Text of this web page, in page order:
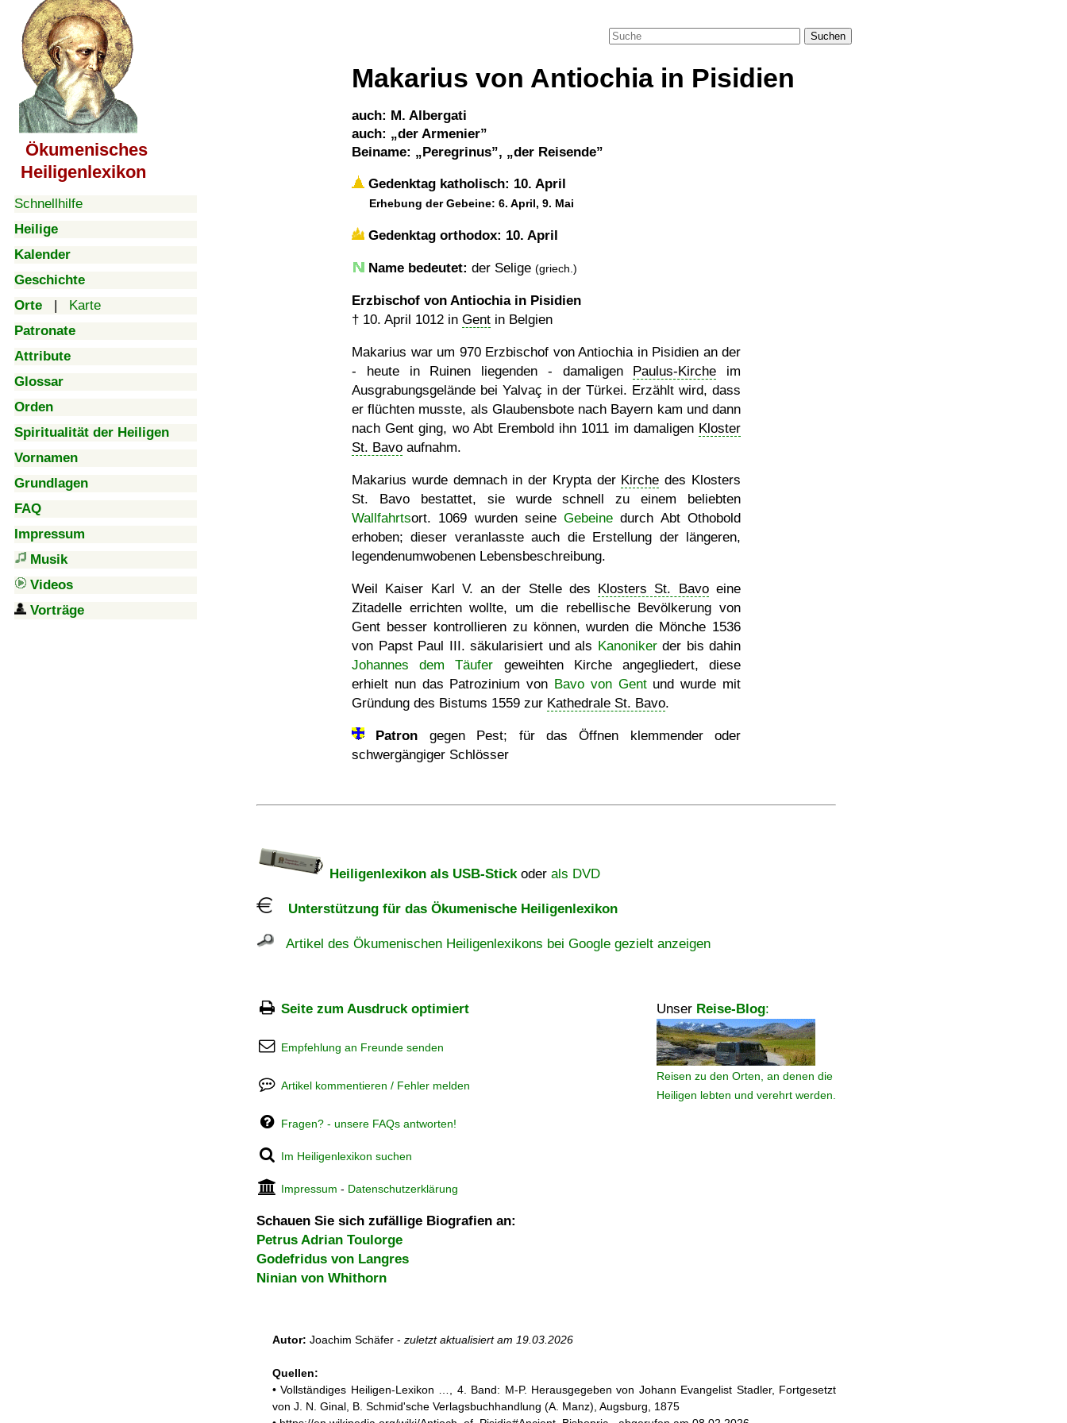
Ökumenisches
Heiligenlexikon
Schnellhilfe
Heilige
Kalender
Geschichte
Orte | Karte
Patronate
Attribute
Glossar
Orden
Spiritualität der Heiligen
Vornamen
Grundlagen
FAQ
Impressum
Musik
Videos
Vorträge
Suchen
Makarius von Antiochia in Pisidien
auch: M. Albergati
auch:
der Armenier
Beiname:
Peregrinus , der Reisende
Gedenktag katholisch: 10. April
Erhebung der Gebeine: 6. April, 9. Mai
Gedenktag orthodox: 10. April
Name bedeutet: der Selige (griech.)
Erzbischof von Antiochia in Pisidien
† 10. April 1012 in Gent in Belgien
Makarius war um 970 Erzbischof von Antiochia in Pisidien an der
- heute in Ruinen liegenden - damaligen Paulus-Kirche im
Ausgrabungsgelände bei Yalvaç in der Türkei. Erzählt wird, dass
er flüchten musste, als Glaubensbote nach Bayern kam und dann
nach Gent ging, wo Abt Erembold ihn 1011 im damaligen Kloster
St. Bavo aufnahm.
Makarius wurde demnach in der Krypta der Kirche des Klosters
St. Bavo bestattet, sie wurde schnell zu einem beliebten
Wallfahrtsort. 1069 wurden seineGebeine durch Abt Othobold
erhoben; dieser veranlasste auch die Erstellung der längeren,
legendenumwobenen Lebensbeschreibung.
Weil Kaiser Karl V. an der Stelle des Klosters St. Bavoeine
Zitadelle errichten wollte, um die rebellische Bevölkerung von
Gent besser kontrollieren zu können, wurden die Mönche 1536
von Papst Paul III. säkularisiert und als Kanonikerder bis dahin
Johannes dem Täufer geweihten Kirche angegliedert, diese
erhielt nun das Patrozinium von Bavo von Gentund wurde mit
Gründung des Bistums 1559 zur Kathedrale St. Bavo.
Patron gegen Pest; für das Öffnen klemmender oder
schwergängiger Schlösser
Heiligenlexikon als USB-Stickoder als DVD
Unterstützung für das Ökumenische Heiligenlexikon
Artikel des Ökumenischen Heiligenlexikons bei Google gezielt anzeigen
Seite zum Ausdruck optimiert Unser Reise-Blog:
Reisen zu den Orten, an denen die
Heiligen lebten und verehrt werden.
Empfehlung an Freunde senden
Artikel kommentieren / Fehler melden
Fragen? - unsere FAQs antworten!
Im Heiligenlexikon suchen
Impressum - Datenschutzerklärung
Schauen Sie sich zufällige Biografien an:
Petrus Adrian Toulorge
Godefridus von Langres
Ninian von Whithorn
Autor: Joachim Schäfer - zuletzt aktualisiert am 19.03.2026
Quellen:
• Vollständiges Heiligen-Lexikon …, 4. Band: M-P. Herausgegeben von Johann Evangelist Stadler, Fortgesetzt
von J. N. Ginal, B. Schmid'sche Verlagsbuchhandlung (A. Manz), Augsburg, 1875